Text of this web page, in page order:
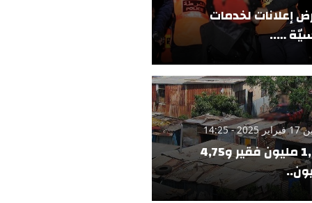
إعلانات لخدمات
…..
- 14:25
1,42 مليون فقير و4,75